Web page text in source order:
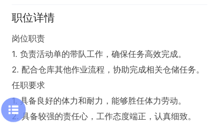
职位详情
岗位职责
1. 负责活动单的带队工作，确保任务高效完成。
2. 配合仓库其他作业流程，协助完成相关仓储任务。
任职要求
1. 具备良好的体力和耐力，能够胜任体力劳动。
2. 具备较强的责任心，工作态度端正，认真细致。